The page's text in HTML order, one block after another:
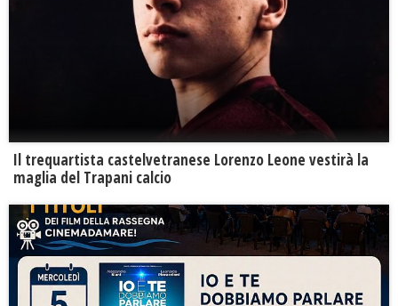
Il trequartista castelvetranese Lorenzo Leone vestirà la
maglia del Trapani calcio